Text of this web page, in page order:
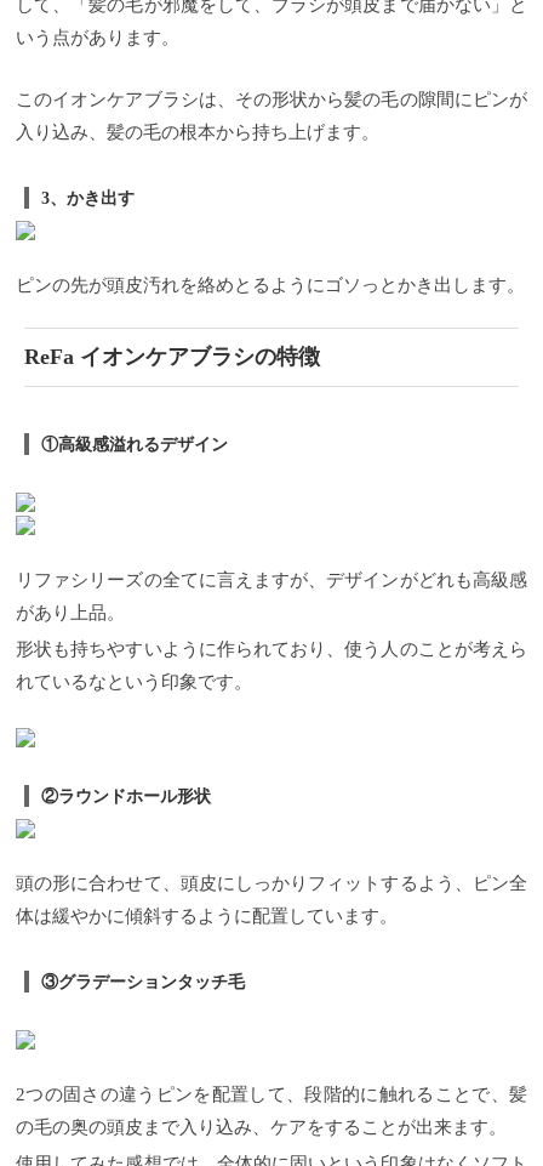
して、「髪の毛が邪魔をして、ブラシが頭皮まで届かない」と
いう点があります。
このイオンケアブラシは、その形状から髪の毛の隙間にピンが
入り込み、髪の毛の根本から持ち上げます。
3、かき出す
ピンの先が頭皮汚れを絡めとるようにゴソっとかき出します。
ReFa イオンケアブラシの特徴
①高級感溢れるデザイン
リファシリーズの全てに言えますが、デザインがどれも高級感
があり上品。
形状も持ちやすいように作られており、使う人のことが考えら
れているなという印象です。
②ラウンドホール形状
頭の形に合わせて、頭皮にしっかりフィットするよう、ピン全
体は緩やかに傾斜するように配置しています。
③グラデーションタッチ毛
2つの固さの違うピンを配置して、段階的に触れることで、髪
の毛の奥の頭皮まで入り込み、ケアをすることが出来ます。